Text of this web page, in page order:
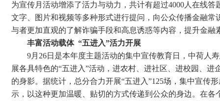
为宣传月活动增添了活力与动力，共计有超过4000人在线
文字、图片和视频等多种形式进行提问，向公众传播金融
与者更加直观的了解诈骗手段和高息诱惑等内容，提升金融
丰富活动载体 “五进入”活力开展
9月26日是本年度主题活动的集中宣传教育日，中荷人
展各具特色的“五进入”活动，进农村、进社区、进校园、
的身影。据统计，总分合力开展“五进入”125场，集中宣传
示，以这种更加温暖、贴切的方式传递到公众的身边。在